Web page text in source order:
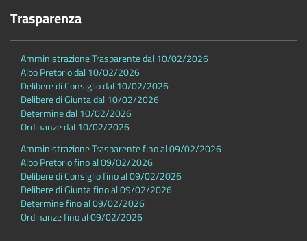
Trasparenza
Amministrazione Trasparente dal 10/02/2026
Albo Pretorio dal 10/02/2026
Delibere di Consiglio dal 10/02/2026
Delibere di Giunta dal 10/02/2026
Determine dal 10/02/2026
Ordinanze dal 10/02/2026
Amministrazione Trasparente fino al 09/02/2026
Albo Pretorio fino al 09/02/2026
Delibere di Consiglio fino al 09/02/2026
Delibere di Giunta fino al 09/02/2026
Determine fino al 09/02/2026
Ordinanze fino al 09/02/2026